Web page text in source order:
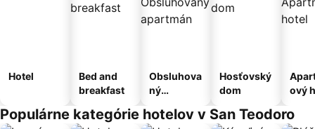
Hotel
Bed and
breakfast
Obsluhova
ný
Hosťovský
dom
ový
Populárne kategórie hotelov v San Teodoro